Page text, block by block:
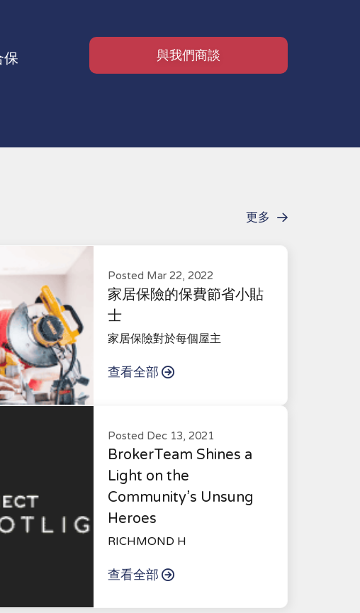
保
與我們商談
更多
Posted Mar 22, 2022
家居保險的保費節省小貼
士
家居保險對於每個屋主
查看全部
Posted Dec 13, 2021
BrokerTeam Shines a
Light on the
Community’s Unsung
Heroes
RICHMOND H
查看全部